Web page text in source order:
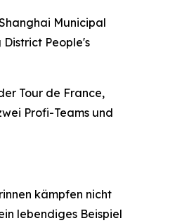
Municipal
People's
Tour de France,
Profi-Teams und
kämpfen nicht
lebendiges Beispiel